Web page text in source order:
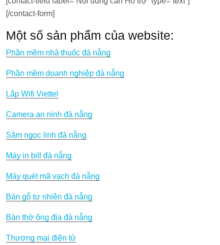
[/contact-form]
Một số sản phẩm của website:
Phần mềm nhà thuốc đà nẵng
Phần mềm doanh nghiệp đà nẵng
Lắp Wifi Viettel
Camera an ninh đà nẵng
Sâm ngọc linh đà nẵng
Máy in bill đà nẵng
Máy quét mã vạch đà nẵng
Bàn gỗ tự nhiên đà nẵng
Bàn thờ ông địa đà nẵng
Thương mại điện tử